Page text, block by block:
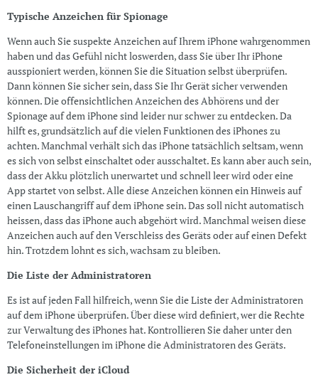
Typische Anzeichen für Spionage
Wenn auch Sie suspekte Anzeichen auf Ihrem iPhone wahrgenommen
haben und das Gefühl nicht loswerden, dass Sie über Ihr iPhone
ausspioniert werden, können Sie die Situation selbst überprüfen.
Dann können Sie sicher sein, dass Sie Ihr Gerät sicher verwenden
können. Die offensichtlichen Anzeichen des Abhörens und der
Spionage auf dem iPhone sind leider nur schwer zu entdecken. Da
hilft es, grundsätzlich auf die vielen Funktionen des iPhones zu
achten. Manchmal verhält sich das iPhone tatsächlich seltsam, wenn
es sich von selbst einschaltet oder ausschaltet. Es kann aber auch sein,
dass der Akku plötzlich unerwartet und schnell leer wird oder eine
App startet von selbst. Alle diese Anzeichen können ein Hinweis auf
einen Lauschangriff auf dem iPhone sein. Das soll nicht automatisch
heissen, dass das iPhone auch abgehört wird. Manchmal weisen diese
Anzeichen auch auf den Verschleiss des Geräts oder auf einen Defekt
hin. Trotzdem lohnt es sich, wachsam zu bleiben.
Die Liste der Administratoren
Es ist auf jeden Fall hilfreich, wenn Sie die Liste der Administratoren
auf dem iPhone überprüfen. Über diese wird definiert, wer die Rechte
zur Verwaltung des iPhones hat. Kontrollieren Sie daher unter den
Telefoneinstellungen im iPhone die Administratoren des Geräts.
Die Sicherheit der iCloud